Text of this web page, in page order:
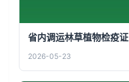
省内调运林草植物检疫证
2026-05-23